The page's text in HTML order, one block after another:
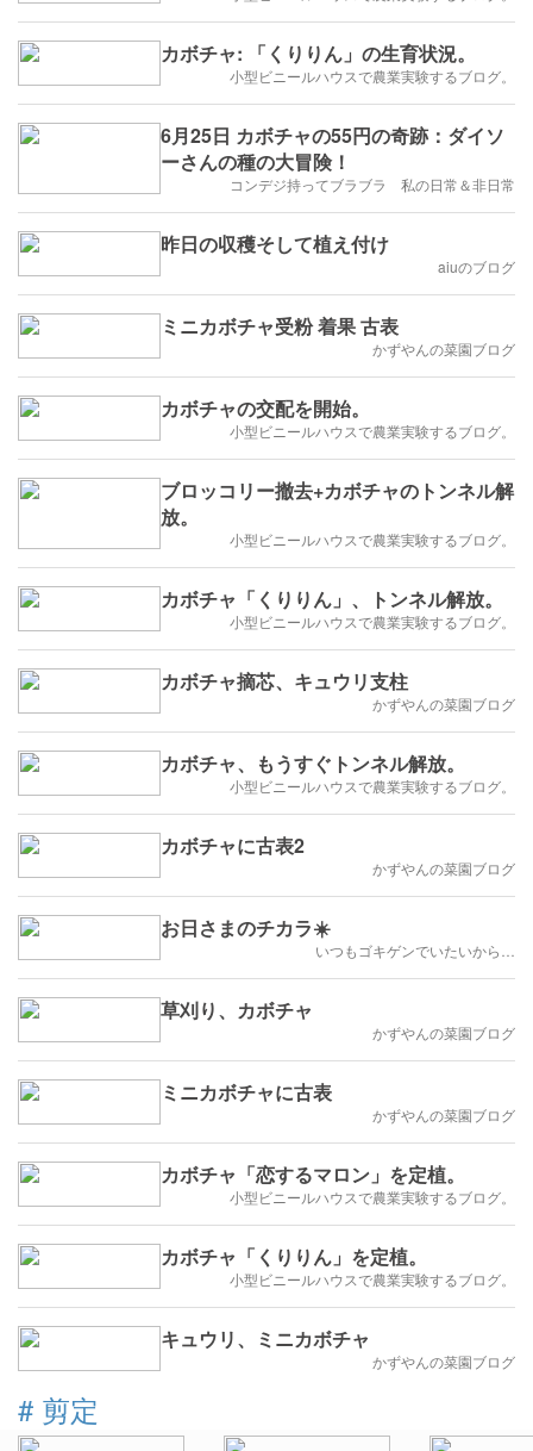
カボチャ: 「くりりん」の生育状況。
小型ビニールハウスで農業実験するブログ。
6月25日 カボチャの55円の奇跡：ダイソ
ーさんの種の大冒険！
コンデジ持ってブラブラ 私の日常＆非日常
昨日の収穫そして植え付け
aiuのブログ
ミニカボチャ受粉 着果 古表
かずやんの菜園ブログ
カボチャの交配を開始。
小型ビニールハウスで農業実験するブログ。
ブロッコリー撤去+カボチャのトンネル解
放。
小型ビニールハウスで農業実験するブログ。
カボチャ「くりりん」、トンネル解放。
小型ビニールハウスで農業実験するブログ。
カボチャ摘芯、キュウリ支柱
かずやんの菜園ブログ
カボチャ、もうすぐトンネル解放。
小型ビニールハウスで農業実験するブログ。
カボチャに古表2
かずやんの菜園ブログ
お日さまのチカラ☀️
いつもゴキゲンでいたいから…
草刈り、カボチャ
かずやんの菜園ブログ
ミニカボチャに古表
かずやんの菜園ブログ
カボチャ「恋するマロン」を定植。
小型ビニールハウスで農業実験するブログ。
カボチャ「くりりん」を定植。
小型ビニールハウスで農業実験するブログ。
キュウリ、ミニカボチャ
かずやんの菜園ブログ
# 剪定